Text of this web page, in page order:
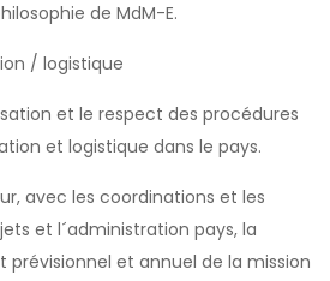
de MdM-E.
/ logistique
et le respect des procédures
et logistique dans le pays.
avec les coordinations et les
et l´administration pays, la
et annuel de la mission